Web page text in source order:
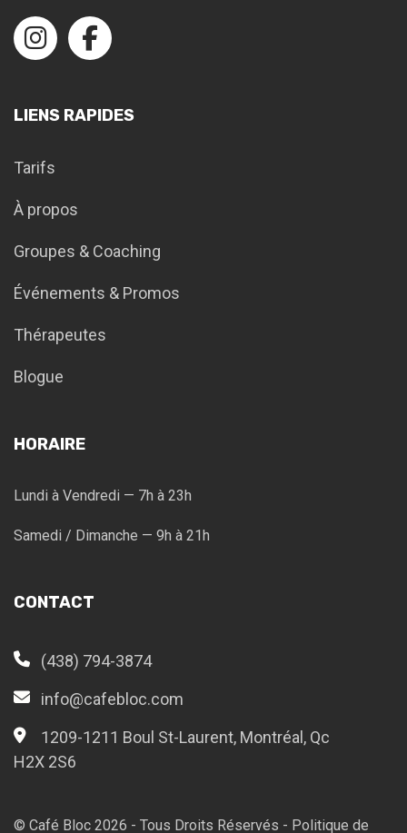
LIENS RAPIDES
Tarifs
À propos
Groupes & Coaching
Événements & Promos
Thérapeutes
Blogue
HORAIRE
Lundi à Vendredi — 7h à 23h
Samedi / Dimanche — 9h à 21h
CONTACT
(438) 794-3874
info@cafebloc.com
1209-1211 Boul St-Laurent, Montréal, Qc
H2X 2S6
© Café Bloc 2026 - Tous Droits Réservés - Politique de